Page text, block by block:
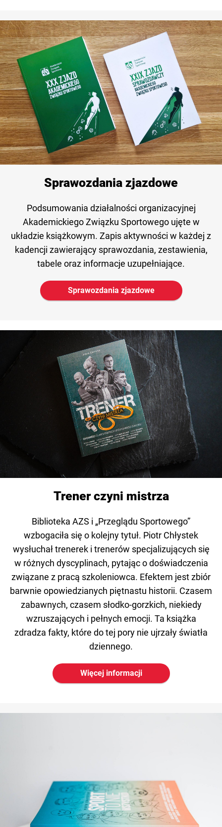
Sprawozdania zjazdowe
Podsumowania działalności organizacyjnej
Akademickiego Związku Sportowego ujęte w
układzie książkowym. Zapis aktywności w każdej z
kadencji zawierający sprawozdania, zestawienia,
tabele oraz informacje uzupełniające.
Sprawozdania zjazdowe
Trener czyni mistrza
Biblioteka AZS i „Przeglądu Sportowego”
wzbogaciła się o kolejny tytuł. Piotr Chłystek
wysłuchał trenerek i trenerów specjalizujących się
w różnych dyscyplinach, pytając o doświadczenia
związane z pracą szkoleniowca. Efektem jest zbiór
barwnie opowiedzianych piętnastu historii. Czasem
zabawnych, czasem słodko-gorzkich, niekiedy
wzruszających i pełnych emocji. Ta książka
zdradza fakty, które do tej pory nie ujrzały światła
dziennego.
Więcej informacji